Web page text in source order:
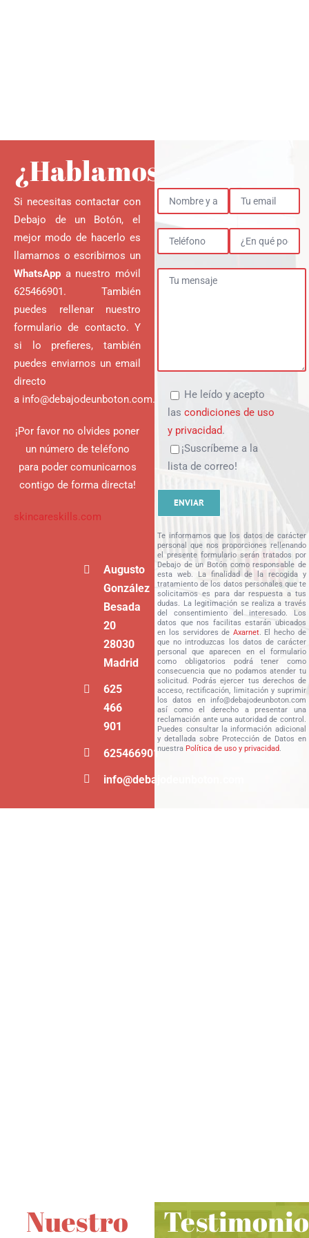
¿Hablamos?
Si necesitas contactar con
Debajo de un Botón, el
mejor modo de hacerlo es
llamarnos o escribirnos un
WhatsApp a nuestro móvil
625466901. También
puedes rellenar nuestro
formulario de contacto. Y
si lo prefieres, también
puedes enviarnos un email
directo
a info@debajodeunboton.com.
¡Por favor no olvides poner
un número de teléfono
para poder comunicarnos
contigo de forma directa!
skincareskills.com
Augusto
González
Besada
20
28030
Madrid
625
466
901
625466901
info@debajodeunboton.com
He leído y acepto
lascondiciones de uso
y privacidad.
¡Suscríbeme a la
lista de correo!
Te informamos que los datos de carácter
personal que nos proporciones rellenando
el presente formulario serán tratados por
Debajo de un Botón como responsable de
esta web. La finalidad de la recogida y
tratamiento de los datos personales que te
solicitamos es para dar respuesta a tus
dudas. La legitimación se realiza a través
del consentimiento del interesado. Los
datos que nos facilitas estarán ubicados
en los servidores de Axarnet. El hecho de
que no introduzcas los datos de carácter
personal que aparecen en el formulario
como obligatorios podrá tener como
consecuencia que no podamos atender tu
solicitud. Podrás ejercer tus derechos de
acceso, rectificación, limitación y suprimir
los datos en info@debajodeunboton.com
así como el derecho a presentar una
reclamación ante una autoridad de control.
Puedes consultar la información adicional
y detallada sobre Protección de Datos en
nuestra Política de uso y privacidad.
Nuestro